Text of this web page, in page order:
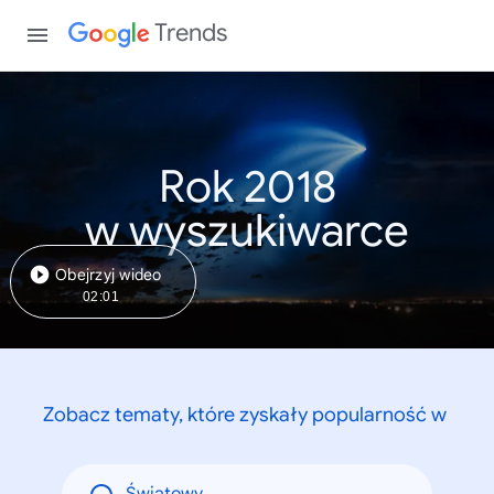
Trends
Rok 2018
w wyszukiwarce
Obejrzyj wideo
02:01
Zobacz tematy, które zyskały popularność w